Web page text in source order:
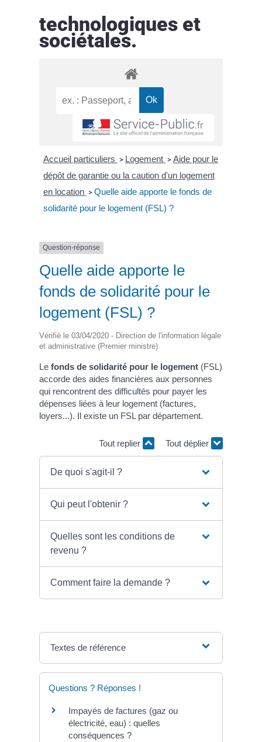
technologiques et
sociétales.
Accueil particuliers > Logement > Aide pour le
dépôt de garantie ou la caution d'un logement
en location > Quelle aide apporte le fonds de
solidarité pour le logement (FSL) ?
Question-réponse
Quelle aide apporte le
fonds de solidarité pour le
logement (FSL) ?
Vérifié le 03/04/2020 - Direction de l'information légale
et administrative (Premier ministre)
Lefonds de solidarité pour le logement (FSL)
accorde des aides financières aux personnes
qui rencontrent des difficultés pour payer les
dépenses liées à leur logement (factures,
loyers...). Il existe un FSL par département.
Tout replier Tout déplier
De quoi s'agit-il ?
Qui peut l'obtenir ?
Quelles sont les conditions de
revenu ?
Comment faire la demande ?
Textes de référence
Questions ? Réponses !
Impayés de factures (gaz ou
électricité, eau) : quelles
conséquences ?